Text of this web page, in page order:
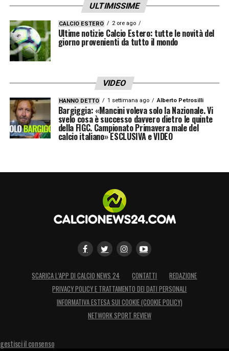
ULTIMISSIME
CALCIO ESTERO 2 ore ago
Ultime notizie Calcio Estero: tutte le novità del
giorno provenienti da tutto il mondo
VIDEO
HANNO DETTO 1 settimana ago Alberto Petrosilli
Bargiggia: «Mancini voleva solo la Nazionale. Vi
svelo cosa è successo davvero dietro le quinte
della FIGC. Campionato Primavera male del
calcio italiano» ESCLUSIVA e VIDEO
SCARICA L’APP DI CALCIO NEWS 24 CONTATTI
REDAZIONE
PRIVACY POLICY E TRATTAMENTO DEI DATI PERSONALI
INFORMATIVA ESTESA SUI COOKIE (COOKIE POLICY)
NETWORK SPORT REVIEW
gestisci il consenso